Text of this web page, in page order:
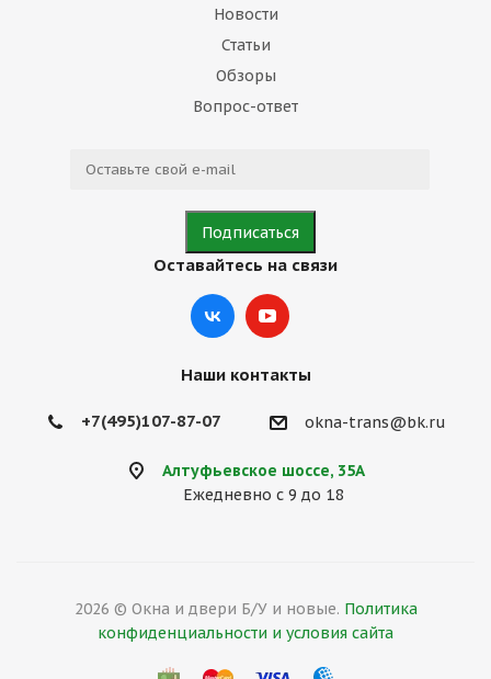
Новости
Статьи
Обзоры
Вопрос-ответ
Оставайтесь на связи
Наши контакты
+7(495)107-87-07 okna-trans@bk.ru
Алтуфьевское шоссе, 35А
Ежедневно с 9 до 18
2026 © Окна и двери Б/У и новые. Политика
конфиденциальности и условия сайта